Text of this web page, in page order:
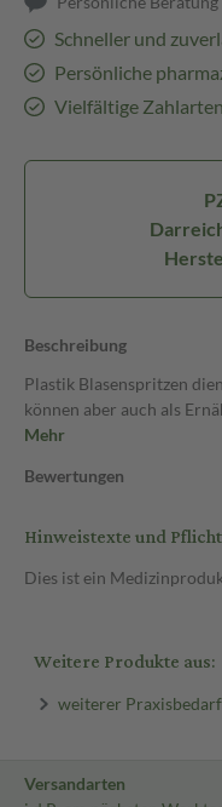
Schneller und
Persönliche
Vielfältige Zahlarten
Beschreibung
Plastik Blasenspritzen
können aber auch als
Mehr
Bewertungen
Hinweistexte und
Dies ist ein
Weitere Produkte aus:
weiterer Praxisbedarf
Versandarten